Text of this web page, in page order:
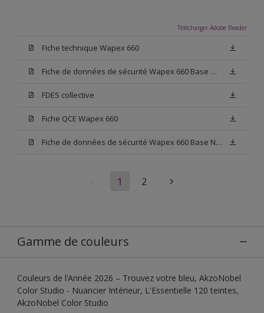
Télécharger Adobe Reader
Fiche technique Wapex 660
Fiche de données de sécurité Wapex 660 Base W05
FDES collective
Fiche QCE Wapex 660
Fiche de données de sécurité Wapex 660 Base N00
1 2
Gamme de couleurs
Couleurs de l’Année 2026 – Trouvez votre bleu, AkzoNobel
Color Studio - Nuancier Intérieur, L'Essentielle 120 teintes,
AkzoNobel Color Studio